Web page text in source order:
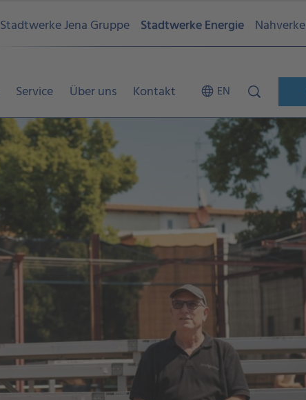
Stadtwerke Jena Gruppe Stadtwerke Energie
Service Über uns Kontakt EN